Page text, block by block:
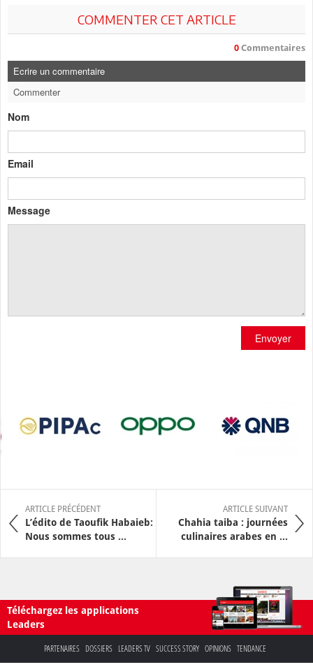
COMMENTER CET ARTICLE
0 Commentaires
Ecrire un commentaire
Commenter
Nom
Email
Message
Envoyer
ARTICLE PRÉCÉDENT
L’édito de Taoufik Habaieb:
Nous sommes tous ...
ARTICLE SUIVANT
Chahia taiba : journées
culinaires arabes en ...
Téléchargez les applications
Leaders
PARTENAIRES DOSSIERS LEADERS TV SUCCESS STORY OPINIONS TENDANCE